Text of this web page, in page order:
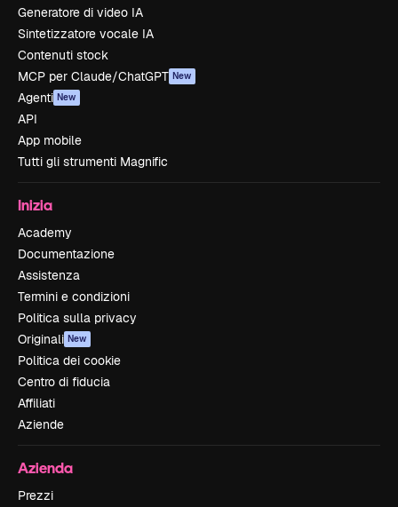
Generatore di video IA
Sintetizzatore vocale IA
Contenuti stock
MCP per Claude/ChatGPT New
Agenti New
API
App mobile
Tutti gli strumenti Magnific
Inizia
Academy
Documentazione
Assistenza
Termini e condizioni
Politica sulla privacy
Originali New
Politica dei cookie
Centro di fiducia
Affiliati
Aziende
Azienda
Prezzi